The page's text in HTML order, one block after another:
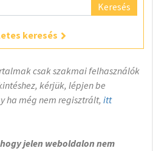
Keresés
keresés
csak szakmai felhasználók
kérjük, lépjen be
ha még nem regisztrált, itt
jelen weboldalon nem